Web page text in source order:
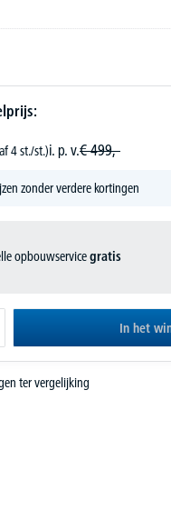
4 st./st.)i. p. v.€ 499,-
zonder verdere kortingen
opbouwservicegratis
In het
ter vergelijking